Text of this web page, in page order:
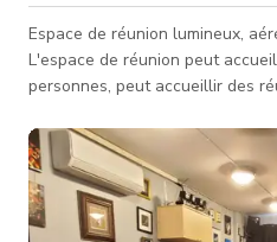
Espace de réunion lumineux,
L'espace de réunion peut
personnes, peut accueillir des
Il est équipé de nouvelles
éclairage et salles de
configuré selon vos besoins,
U, discussion autour de tables